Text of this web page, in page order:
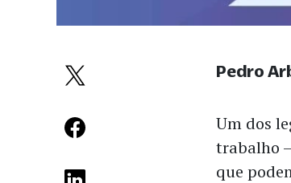
Um dos
trabalho
que
Pedro